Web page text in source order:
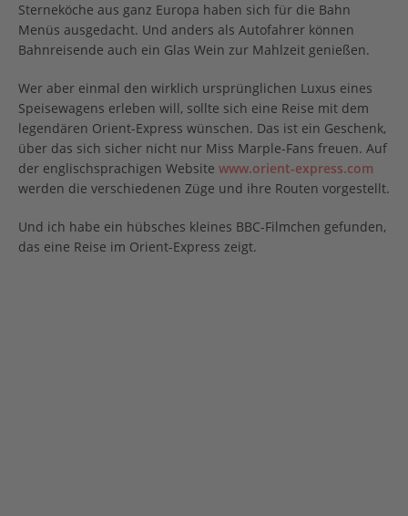
Sterneköche aus ganz Europa haben sich für die Bahn
Menüs ausgedacht. Und anders als Autofahrer können
Bahnreisende auch ein Glas Wein zur Mahlzeit genießen.
Wer aber einmal den wirklich ursprünglichen Luxus eines
Speisewagens erleben will, sollte sich eine Reise mit dem
legendären Orient-Express wünschen. Das ist ein Geschenk,
über das sich sicher nicht nur Miss Marple-Fans freuen. Auf
der englischsprachigen Website www.orient-express.com
werden die verschiedenen Züge und ihre Routen vorgestellt.
Und ich habe ein hübsches kleines BBC-Filmchen gefunden,
das eine Reise im Orient-Express zeigt.